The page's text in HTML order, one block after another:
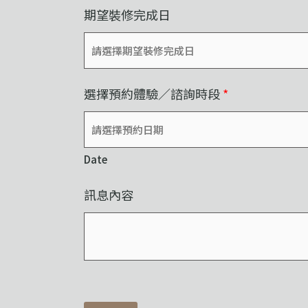
期望裝修完成日
選擇預約體驗／諮詢時段*
Date
訊息內容